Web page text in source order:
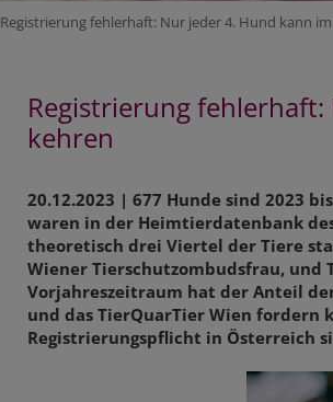
Registrierung fehlerhaft: Nur jeder 4. Hund kann
Registrierung
kehren
20.12.2023 | 677 Hunde sind 2023
waren in der Heimtierdatenbank
theoretisch drei Viertel der Tiere
Wiener Tierschutzombudsfrau, und
Vorjahreszeitraum hat der Anteil
und das TierQuarTier Wien fordern
Registrierungspflicht in Österreich